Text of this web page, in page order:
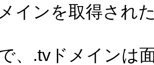
インを取得され
、.tvドメインは